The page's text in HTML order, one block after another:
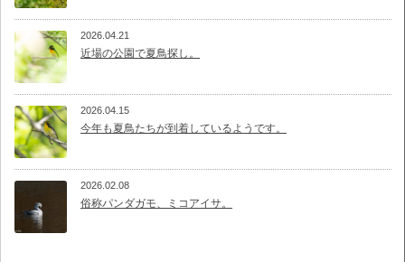
2026.04.21
近場の公園で夏鳥探し。
2026.04.15
今年も夏鳥たちが到着しているようです。
2026.02.08
俗称パンダガモ、ミコアイサ。